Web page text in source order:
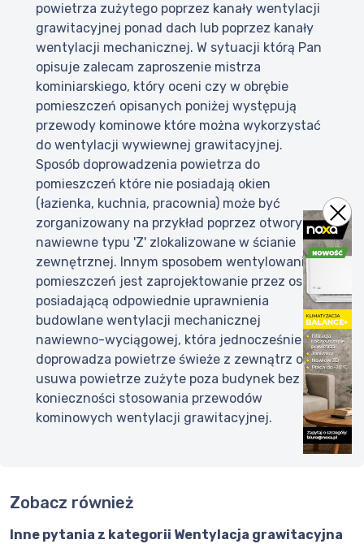
powietrza zużytego poprzez kanały wentylacji
grawitacyjnej ponad dach lub poprzez kanały
wentylacji mechanicznej. W sytuacji którą Pan
opisuje zalecam zaproszenie mistrza
kominiarskiego, który oceni czy w obrębie
pomieszczeń opisanych poniżej występują
przewody kominowe które można wykorzystać
do wentylacji wywiewnej grawitacyjnej.
Sposób doprowadzenia powietrza do
pomieszczeń które nie posiadają okien
(łazienka, kuchnia, pracownia) może być
zorganizowany na przykład poprzez otwory
nawiewne typu 'Z' zlokalizowane w ścianie
zewnętrznej. Innym sposobem wentylowania
pomieszczeń jest zaprojektowanie przez osobę
posiadającą odpowiednie uprawnienia
budowlane wentylacji mechanicznej
nawiewno-wyciągowej, która jednocześnie
doprowadza powietrze świeże z zewnątrz oraz
usuwa powietrze zużyte poza budynek bez
konieczności stosowania przewodów
kominowych wentylacji grawitacyjnej.
Zobacz również
Inne pytania z kategorii Wentylacja grawitacyjna